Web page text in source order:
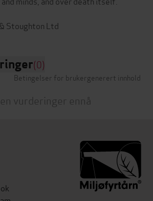
(0)
Betingelser for brukergenerert innhold
vurderinger ennå